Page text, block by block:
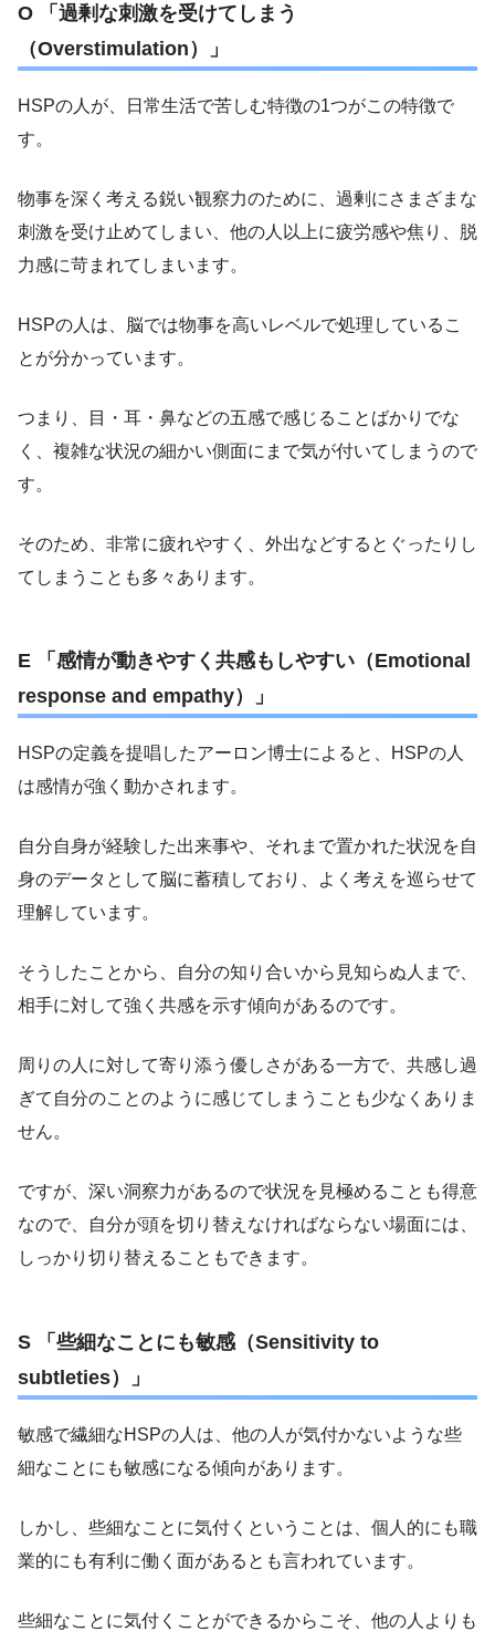
O 「過剰な刺激を受けてしまう
（Overstimulation）」
HSPの人が、日常生活で苦しむ特徴の1つがこの特徴で
す。
物事を深く考える鋭い観察力のために、過剰にさまざまな
刺激を受け止めてしまい、他の人以上に疲労感や焦り、脱
力感に苛まれてしまいます。
HSPの人は、脳では物事を高いレベルで処理しているこ
とが分かっています。
つまり、目・耳・鼻などの五感で感じることばかりでな
く、複雑な状況の細かい側面にまで気が付いてしまうので
す。
そのため、非常に疲れやすく、外出などするとぐったりし
てしまうことも多々あります。
E 「感情が動きやすく共感もしやすい（Emotional
response and empathy）」
HSPの定義を提唱したアーロン博士によると、HSPの人
は感情が強く動かされます。
自分自身が経験した出来事や、それまで置かれた状況を自
身のデータとして脳に蓄積しており、よく考えを巡らせて
理解しています。
そうしたことから、自分の知り合いから見知らぬ人まで、
相手に対して強く共感を示す傾向があるのです。
周りの人に対して寄り添う優しさがある一方で、共感し過
ぎて自分のことのように感じてしまうことも少なくありま
せん。
ですが、深い洞察力があるので状況を見極めることも得意
なので、自分が頭を切り替えなければならない場面には、
しっかり切り替えることもできます。
S 「些細なことにも敏感（Sensitivity to
subtleties）」
敏感で繊細なHSPの人は、他の人が気付かないような些
細なことにも敏感になる傾向があります。
しかし、些細なことに気付くということは、個人的にも職
業的にも有利に働く面があるとも言われています。
些細なことに気付くことができるからこそ、他の人よりも